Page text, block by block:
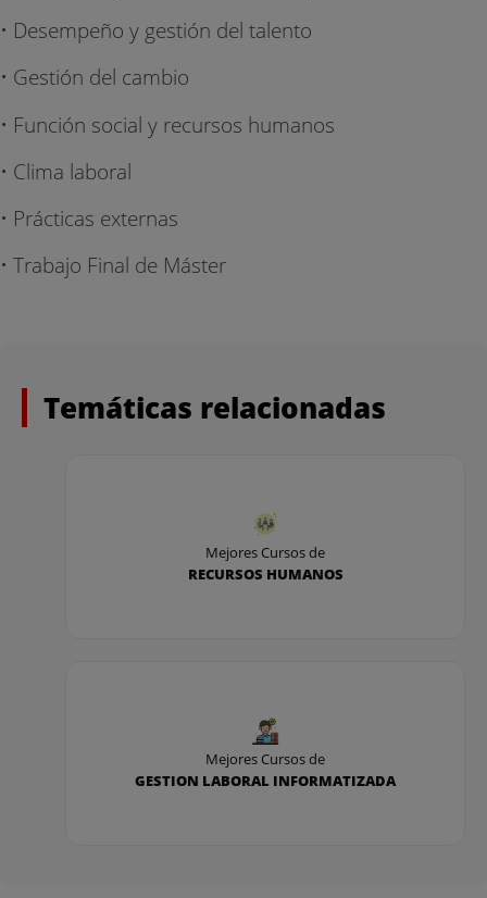
• Desempeño y gestión del talento
• Gestión del cambio
• Función social y recursos humanos
• Clima laboral
• Prácticas externas
• Trabajo Final de Máster
Temáticas relacionadas
Mejores Cursos de
RECURSOS HUMANOS
Mejores Cursos de
GESTION LABORAL INFORMATIZADA